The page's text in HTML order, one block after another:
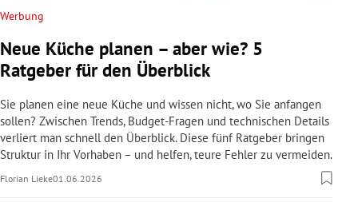
Werbung
Neue Küche planen – aber wie? 5
Ratgeber für den Überblick
Sie planen eine neue Küche und wissen nicht, wo Sie anfangen
sollen? Zwischen Trends, Budget-Fragen und technischen Details
verliert man schnell den Überblick. Diese fünf Ratgeber bringen
Struktur in Ihr Vorhaben – und helfen, teure Fehler zu vermeiden.
Florian Lieke01.06.2026